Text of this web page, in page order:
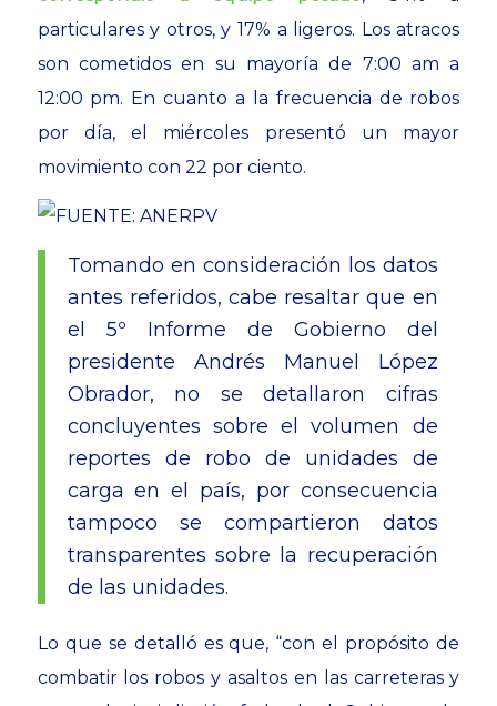
particulares y otros, y 17% a ligeros. Los atracos
son cometidos en su mayoría de 7:00 am a
12:00 pm. En cuanto a la frecuencia de robos
por día, el miércoles presentó un mayor
movimiento con 22 por ciento.
Tomando en consideración los datos
antes referidos, cabe resaltar que en
el 5º Informe de Gobierno del
presidente Andrés Manuel López
Obrador, no se detallaron cifras
concluyentes sobre el volumen de
reportes de robo de unidades de
carga en el país, por consecuencia
tampoco se compartieron datos
transparentes sobre la recuperación
de las unidades.
Lo que se detalló es que, “con el propósito de
combatir los robos y asaltos en las carreteras y